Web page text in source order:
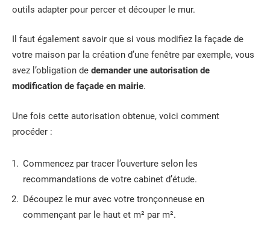
outils adapter pour percer et découper le mur.
Il faut également savoir que si vous modifiez la façade de
votre maison par la création d’une fenêtre par exemple, vous
avez l’obligation de demander une autorisation de
modification de façade en mairie.
Une fois cette autorisation obtenue, voici comment
procéder :
Commencez par tracer l’ouverture selon les
recommandations de votre cabinet d’étude.
Découpez le mur avec votre tronçonneuse en
commençant par le haut et m² par m².